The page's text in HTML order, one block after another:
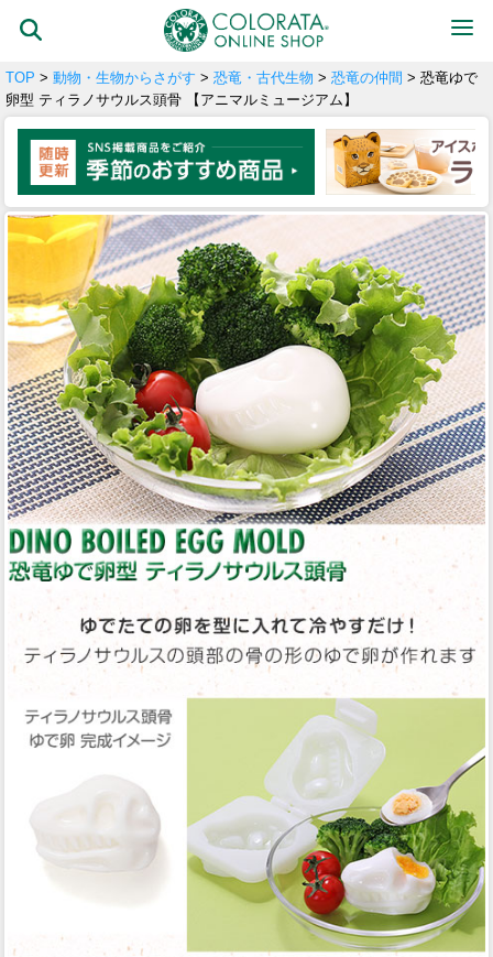
TOP > 動物・生物からさがす > 恐竜・古代生物 > 恐竜の仲間 > 恐竜ゆで
卵型 ティラノサウルス頭骨 【アニマルミュージアム】